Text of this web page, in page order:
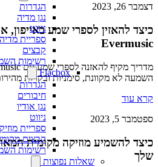
הגדרות
נגן מדיה
ניווט
ספריית מדיה
קבצים
רשימות
Flacbox
הגדרות
חיבורים
נגן אודיו
ניווט
ספריית מוזיקה
קבצים
רשימות
שאלות נפוצות
דצמבר 26, 2023
כיצד להאזין לספרי שמע באייפון,
Evermusic
השמעה לא מקוונת, סימניות ובקרות
קרא עוד
ספטמבר 5, 2023
שלך